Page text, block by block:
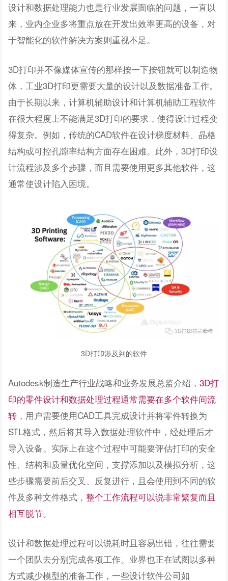
设计和数据处理能力也是行业发展面临的问题，一直以
来，业内企业多将重点放在开发出效率更高的设备，对
于智能化的软件解决方案则重视不足。
3D打印并不像媒体宣传的那样按一下按钮就可以制造物
体，工业3D打印更需要大量的设计以及数据准备工作。
由于长期以来，计算机辅助设计和计算机辅助工程软件
在很大程度上不能满足3D打印的要求，使得设计过程变
得复杂。例如，传统的CAD软件在设计梯度材料、晶格
结构或可控孔隙率结构方面存在困难。此外，3D打印设
计流程涉及多个步骤，而且需要使用更多其他软件，这
通常使设计陷入困境。
3D打印涉及到的软件
Autodesk制造生产行业战略和业务发展总监介绍，3D打
印的零件设计和数据处理过程通常需要在多个软件间流
转 ，用户需要使用CAD工具完成设计并将零件转换为
STL格式，然后将其导入数据处理软件中，经处理后才
导入设备。实际上在这个过程中可能要评估打印的安全
性、结构和质量优化空间，支撑添加以及模拟分析，这
些步骤需要前后交叉、反复进行，且会使用到不同的软
件及多种文件格式，整个工作流程可以说非常繁复而且
相互脱节。
设计和数据处理过程可以说耗时且容易出错，往往需要
一个团队去分别完成各项工作。业界也正在试图以多种
方式减少模型的准备工作，一些设计软件公司如